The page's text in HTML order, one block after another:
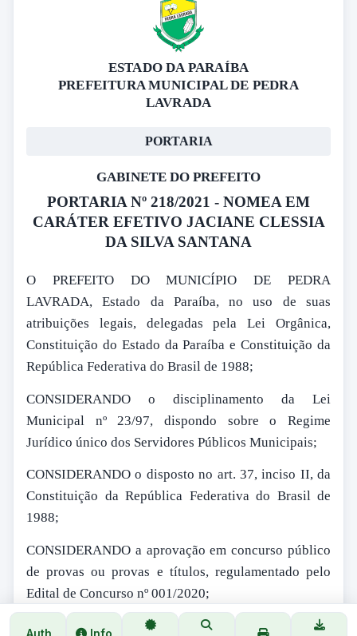
ESTADO DA PARAÍBA
PREFEITURA MUNICIPAL DE PEDRA
LAVRADA
PORTARIA
GABINETE DO PREFEITO
PORTARIA Nº 218/2021 - NOMEA EM
CARÁTER EFETIVO JACIANE CLESSIA
DA SILVA SANTANA
O PREFEITO DO MUNICÍPIO DE PEDRA
LAVRADA, Estado da Paraíba, no uso de suas
atribuições legais, delegadas pela Lei Orgânica,
Constituição do Estado da Paraíba e Constituição da
República Federativa do Brasil de 1988;
CONSIDERANDO o disciplinamento da Lei
Municipal nº 23/97, dispondo sobre o Regime
Jurídico único dos Servidores Públicos Municipais;
CONSIDERANDO o disposto no art. 37, inciso II, da
Constituição da República Federativa do Brasil de
1988;
CONSIDERANDO a aprovação em concurso público
de provas ou provas e títulos, regulamentado pelo
Edital de Concurso nº 001/2020;
R E S O L V E:
Auth Info